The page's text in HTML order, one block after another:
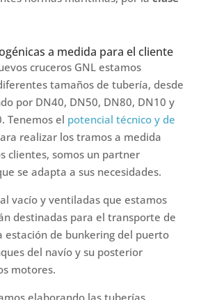
a medida para el cliente
cruceros GNL estamos
tamaños de tubería, desde
por DN40, DN50, DN80, DN10 y
Tenemos el potencial técnico y de
realizar los tramos a medida
clientes, somos un partner
se adapta a sus necesidades.
vacío y ventiladas que estamos
destinadas para el transporte de
estación de bunkering del puerto
del navío y su posterior
motores.
elaborando las tuberías